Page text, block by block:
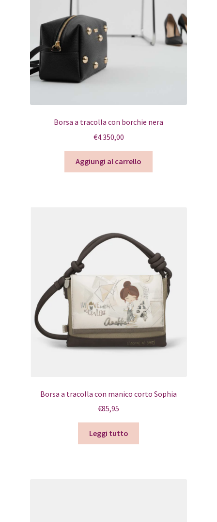
Borsa a tracolla con borchie nera
€4.350,00
Aggiungi al carrello
Borsa a tracolla con manico corto Sophia
€85,95
Leggi tutto